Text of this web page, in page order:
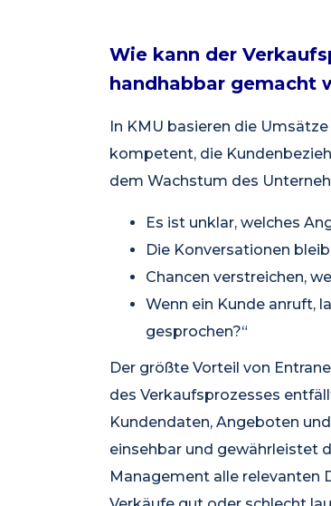
Wie kann der
handhabbar gemacht
In KMU basieren die
kompetent, die
dem Wachstum des
Es ist unklar, welches
Die Konversationen
Chancen verstreichen,
Wenn ein Kunde anruft,
gesprochen?“
Der größte Vorteil von
des Verkaufsprozesses
Kundendaten, Angeboten
einsehbar und gewährleistet
Management alle relevanten